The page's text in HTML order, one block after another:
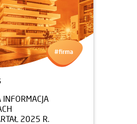
INFORMACJA
2025 R.